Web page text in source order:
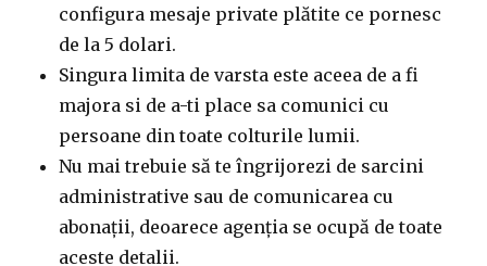
configura mesaje private plătite ce pornesc
de la 5 dolari.
Singura limita de varsta este aceea de a fi
majora si de a-ti place sa comunici cu
persoane din toate colturile lumii.
Nu mai trebuie să te îngrijorezi de sarcini
administrative sau de comunicarea cu
abonații, deoarece agenția se ocupă de toate
aceste detalii.